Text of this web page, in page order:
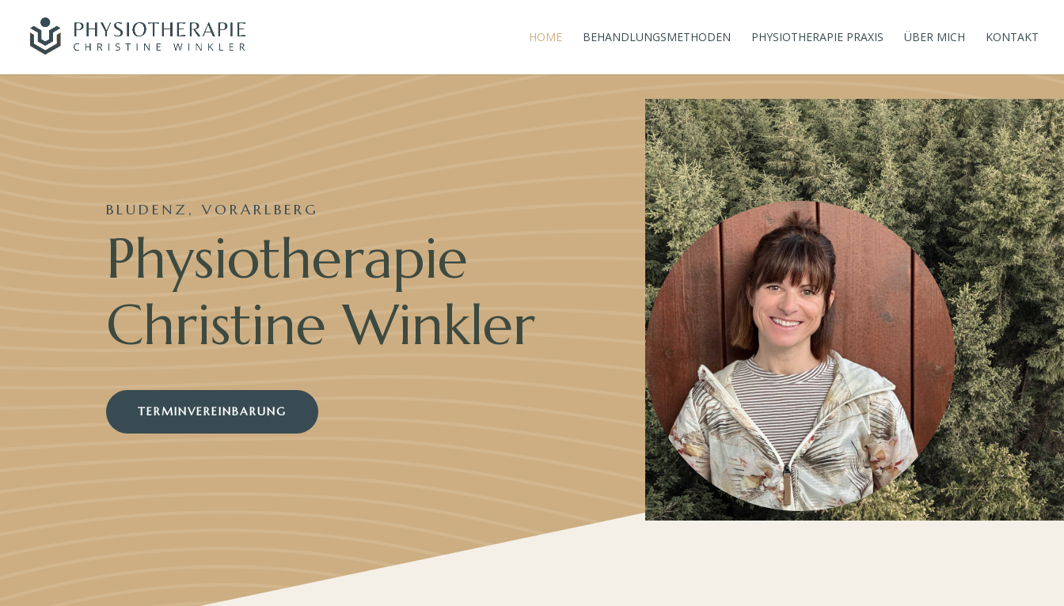
HOME BEHANDLUNGSMETHODEN PHYSIOTHERAPIE PRAXIS ÜBER MICH KONTAKT
BLUDENZ, VORARLBERG
Physiotherapie
Christine Winkler
TERMINVEREINBARUNG